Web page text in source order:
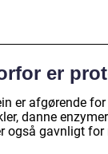
er
er afgørende
danne
også gavnligt